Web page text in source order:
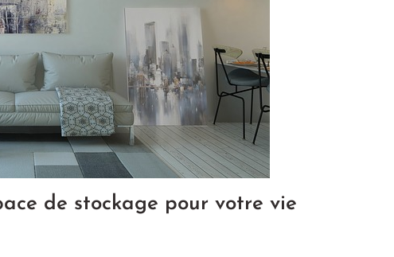
de stockage pour votre vie